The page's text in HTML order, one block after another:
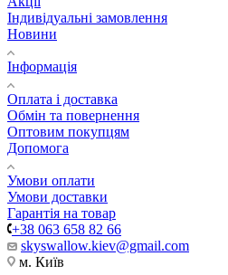
Індивідуальні замовлення
Новини
Інформація
Оплата і доставка
Обмін та повернення
Оптовим покупцям
Допомога
Умови оплати
Умови доставки
Гарантія на товар
+38 063 658 82 66
skyswallow.kiev@gmail.com
м. Київ